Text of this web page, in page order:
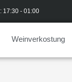
17:30 - 01:00
Weinverkostung